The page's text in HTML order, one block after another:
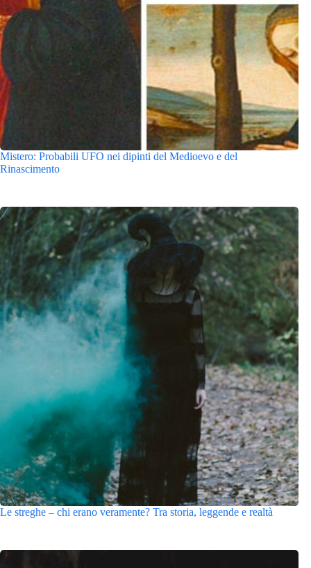
Mistero: Probabili UFO nei dipinti del Medioevo e del
Rinascimento
Le streghe – chi erano veramente? Tra storia, leggende e realtà